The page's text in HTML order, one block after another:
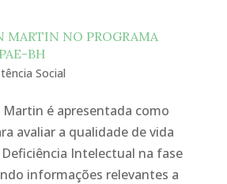
MARTIN NO PROGRAMA
BH
Social
Martin é apresentada como
avaliar a qualidade de vida
Intelectual na fase
informações relevantes a